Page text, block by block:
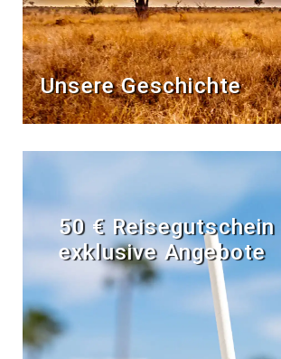
Unsere Geschichte
50 € Reisegutschein
exklusive Angebote